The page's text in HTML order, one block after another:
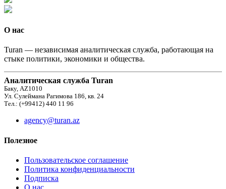
О нас
Turan — независимая аналитическая служба, работающая на
стыке политики, экономики и общества.
Аналитическая служба Turan
Баку, AZ1010
Ул. Сулеймана Рагимова 186, кв. 24
Тел.: (+99412) 440 11 96
agency@turan.az
Полезное
Пользовательское соглашение
Политика конфиденциальности
Подписка
О нас